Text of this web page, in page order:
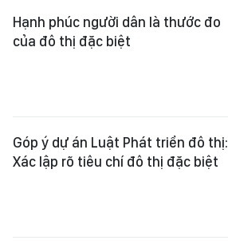
Hạnh phúc người dân là thước đo
của đô thị đặc biệt
Góp ý dự án Luật Phát triển đô thị:
Xác lập rõ tiêu chí đô thị đặc biệt